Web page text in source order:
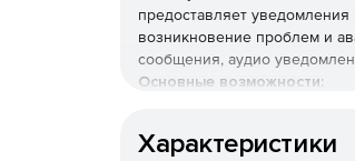
предоставляет
возникновение проблем и
сообщения, аудио
Основные возможности:
Характеристики